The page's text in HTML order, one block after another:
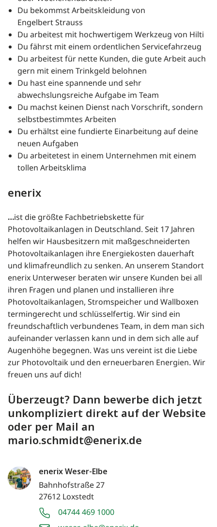
Du bekommst Arbeitskleidung von
Engelbert Strauss
Du arbeitest mit hochwertigem Werkzeug von Hilti
Du fährst mit einem ordentlichen Servicefahrzeug
Du arbeitest für nette Kunden, die gute Arbeit auch
gern mit einem Trinkgeld belohnen
Du hast eine spannende und sehr
abwechslungsreiche Aufgabe im Team
Du machst keinen Dienst nach Vorschrift, sondern
selbstbestimmtes Arbeiten
Du erhältst eine fundierte Einarbeitung auf deine
neuen Aufgaben
Du arbeitetest in einem Unternehmen mit einem
tollen Arbeitsklima
enerix
…ist die größte Fachbetriebskette für
Photovoltaikanlagen in Deutschland. Seit 17 Jahren
helfen wir Hausbesitzern mit maßgeschneiderten
Photovoltaikanlagen ihre Energiekosten dauerhaft
und klimafreundlich zu senken. An unserem Standort
enerix Unterweser beraten wir unsere Kunden bei all
ihren Fragen und planen und installieren ihre
Photovoltaikanlagen, Stromspeicher und Wallboxen
termingerecht und schlüsselfertig. Wir sind ein
freundschaftlich verbundenes Team, in dem man sich
aufeinander verlassen kann und in dem sich alle auf
Augenhöhe begegnen. Was uns vereint ist die Liebe
zur Photovoltaik und den erneuerbaren Energien. Wir
freuen uns auf dich!
Überzeugt? Dann bewerbe dich jetzt
unkompliziert direkt auf der Website
oder per Mail an
mario.schmidt@enerix.de
enerix Weser-Elbe
Bahnhofstraße 27
27612 Loxstedt
04744 469 1000